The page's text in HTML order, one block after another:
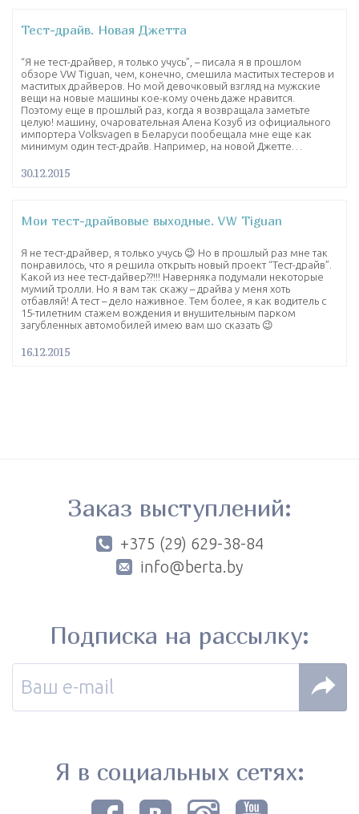
Тест-драйв. Новая Джетта
“Я не тест-драйвер, я только учусь”, – писала я в прошлом
обзоре VW Tiguan, чем, конечно, смешила маститых тестеров и
маститых драйверов. Но мой девочковый взгляд на мужские
вещи на новые машины кое-кому очень даже нравится.
Поэтому еще в прошлый раз, когда я возвращала заметьте
целую! машину, очаровательная Алена Козуб из официального
импортера Volksvagen в Беларуси пообещала мне еще как
минимум один тест-драйв. Например, на новой Джетте…
30.12.2015
Мои тест-драйвовые выходные. VW Tiguan
Я не тест-драйвер, я только учусь 😉 Но в прошлый раз мне так
понравилось, что я решила открыть новый проект “Тест-драйв”.
Какой из нее тест-дайвер??!!! Наверняка подумали некоторые
мумий тролли. Но я вам так скажу – драйва у меня хоть
отбавляй! А тест – дело наживное. Тем более, я как водитель с
15-тилетним стажем вождения и внушительным парком
загубленных автомобилей имею вам шо сказать 😉
16.12.2015
Заказ выступлений:
+375 (29) 629-38-84
info@berta.by
Подписка на рассылку:
Я в социальных сетях: